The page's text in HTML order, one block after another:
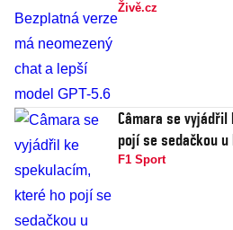
Živě.cz
Câmara se
pojí se sedačkou u
F1 Sport